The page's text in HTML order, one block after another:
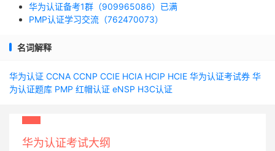
华为认证备考1群（909965086）已满
PMP认证学习交流（762470073）
名词解释
华为认证 CCNA CCNP CCIE HCIA HCIP HCIE 华为认证考试券 华
为认证题库 PMP 红帽认证 eNSP H3C认证
华为认证考试大纲